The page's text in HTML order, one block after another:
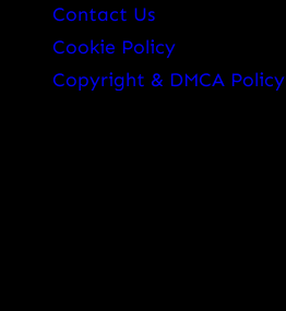
Contact Us
Cookie Policy
Copyright & DMCA Policy